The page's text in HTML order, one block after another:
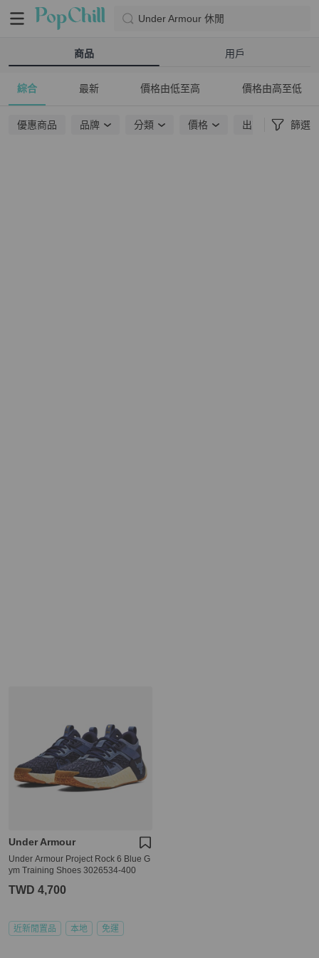
Under Armour 休閒
商品 用戶
綜合 最新 價格由低至高 價格由高至低
優惠商品 品牌 分類 價格 出貨地點 篩選
Under Armour
Under Armour Project Rock 6 Blue G
ym Training Shoes 3026534-400
TWD 4,700
近新閒置品 本地 免運